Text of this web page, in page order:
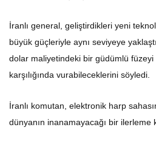
İranlı general, geliştirdikleri yeni
büyük güçleriyle aynı seviyeye
dolar maliyetindeki bir güdümlü
karşılığında vurabileceklerini söyledi.
İranlı komutan, elektronik harp
dünyanın inanamayacağı bir ilerleme